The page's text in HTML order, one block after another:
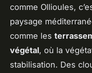
comme Ollioules,
paysage
comme les
végétal, où la
stabilisation. Des